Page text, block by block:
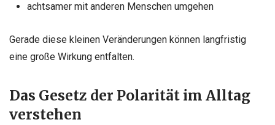
achtsamer mit anderen Menschen umgehen
Gerade diese kleinen Veränderungen können langfristig
eine große Wirkung entfalten.
Das Gesetz der Polarität im Alltag
verstehen